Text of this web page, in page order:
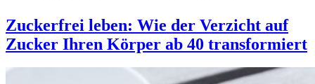
Zuckerfrei leben: Wie der Verzicht auf
Zucker Ihren Körper ab 40 transformiert